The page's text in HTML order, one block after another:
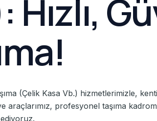
Hızlı,
(Çelik Kasa Vb.) hizmetlerimizle,
araçlarımız, profesyonel taşıma